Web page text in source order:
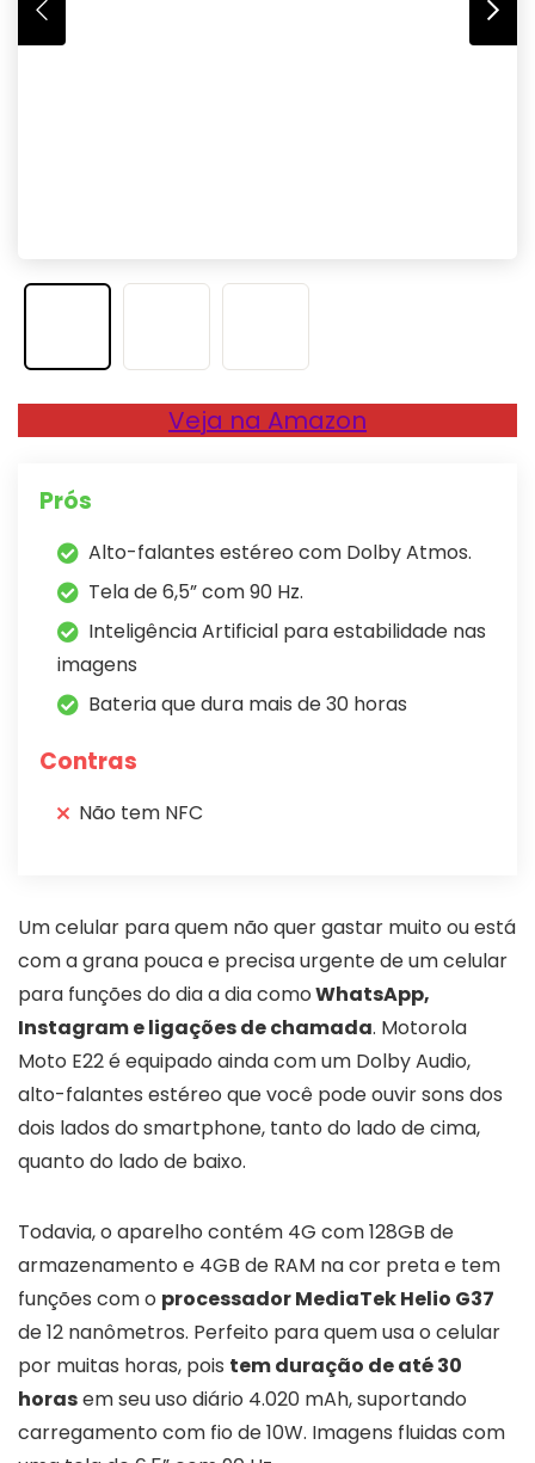
Veja na Amazon
Prós
Alto-falantes estéreo com Dolby Atmos.
Tela de 6,5” com 90 Hz.
Inteligência Artificial para estabilidade nas
imagens
Bateria que dura mais de 30 horas
Contras
Não tem NFC
Um celular para quem não quer gastar muito ou está
com a grana pouca e precisa urgente de um celular
para funções do dia a dia comoWhatsApp,
Instagram e ligações de chamada. Motorola
Moto E22 é equipado ainda com um Dolby Audio,
alto-falantes estéreo que você pode ouvir sons dos
dois lados do smartphone, tanto do lado de cima,
quanto do lado de baixo.
Todavia, o aparelho contém 4G com 128GB de
armazenamento e 4GB de RAM na cor preta e tem
funções com o processador MediaTek Helio G37
de 12 nanômetros. Perfeito para quem usa o celular
por muitas horas, pois tem duração de até 30
horasem seu uso diário 4.020 mAh, suportando
carregamento com fio de 10W. Imagens fluidas com